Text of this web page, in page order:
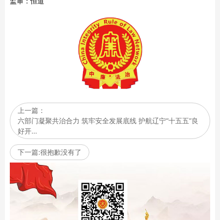
上一篇：
六部门凝聚共治合力 筑牢安全发展底线 护航辽宁“十五五”良
好开…
下一篇:很抱歉没有了